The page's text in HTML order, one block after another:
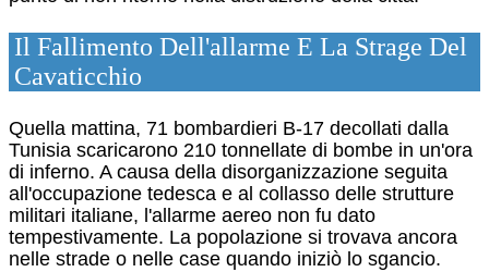
Il Fallimento Dell'allarme E La Strage Del
Cavaticchio
Quella mattina, 71 bombardieri B-17 decollati dalla
Tunisia scaricarono 210 tonnellate di bombe in un'ora
di inferno. A causa della disorganizzazione seguita
all'occupazione tedesca e al collasso delle strutture
militari italiane, l'allarme aereo non fu dato
tempestivamente. La popolazione si trovava ancora
nelle strade o nelle case quando iniziò lo sgancio.